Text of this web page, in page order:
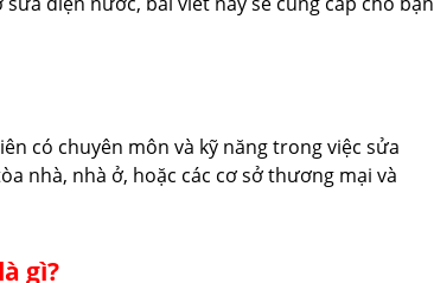
có chuyên môn và kỹ năng trong việc sửa
nhà, nhà ở, hoặc các cơ sở thương mại và
gì?